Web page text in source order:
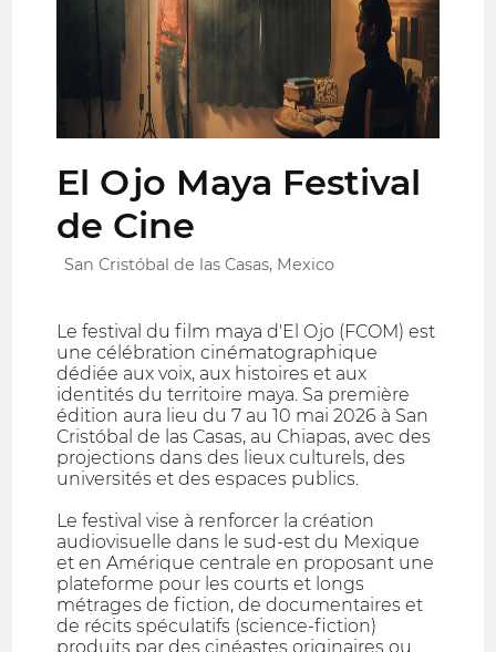
El Ojo Maya Festival
de Cine
San Cristóbal de las Casas, Mexico
Le festival du film maya d'El Ojo (FCOM) est
une célébration cinématographique
dédiée aux voix, aux histoires et aux
identités du territoire maya. Sa première
édition aura lieu du 7 au 10 mai 2026 à San
Cristóbal de las Casas, au Chiapas, avec des
projections dans des lieux culturels, des
universités et des espaces publics.
Le festival vise à renforcer la création
audiovisuelle dans le sud-est du Mexique
et en Amérique centrale en proposant une
plateforme pour les courts et longs
métrages de fiction, de documentaires et
de récits spéculatifs (science-fiction)
produits par des cinéastes originaires ou